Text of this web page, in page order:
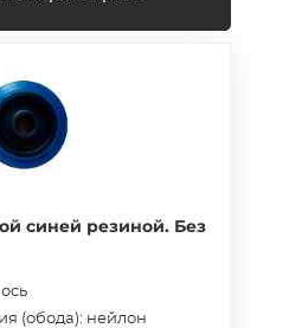
синей резиной. Без
(обода): нейлон